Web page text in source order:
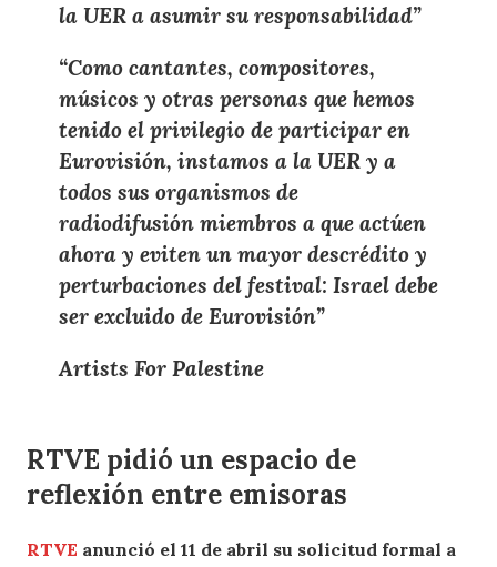
la UER a asumir su responsabilidad”
“Como cantantes, compositores,
músicos y otras personas que hemos
tenido el privilegio de participar en
Eurovisión, instamos a la UER y a
todos sus organismos de
radiodifusión miembros a que actúen
ahora y eviten un mayor descrédito y
perturbaciones del festival: Israel debe
ser excluido de Eurovisión”
Artists For Palestine
RTVE pidió un espacio de
reflexión entre emisoras
RTVE anunció el 11 de abril su solicitud formal a